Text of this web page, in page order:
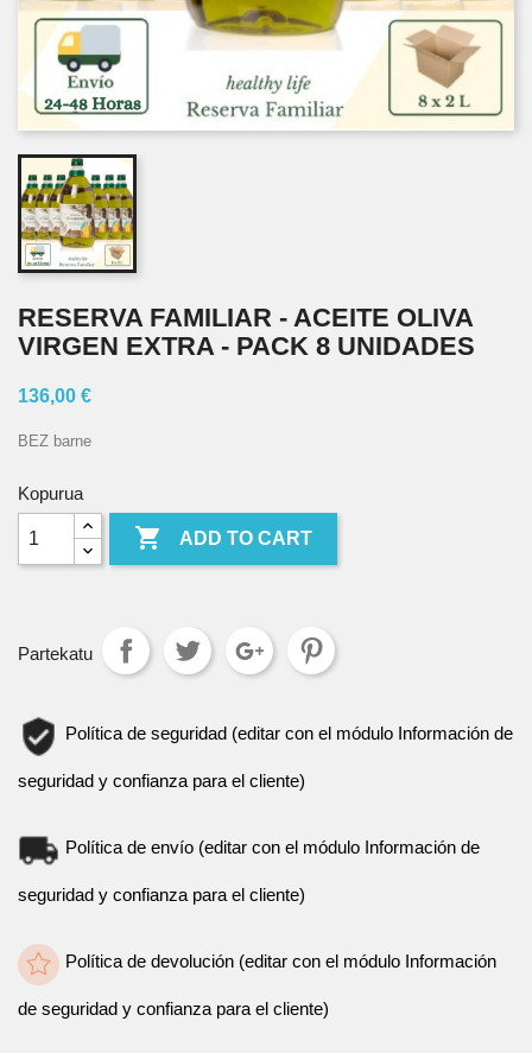
RESERVA FAMILIAR - ACEITE OLIVA
VIRGEN EXTRA - PACK 8 UNIDADES
136,00 €
BEZ barne
Kopurua
 ADD TO CART
Partekatu
Política de seguridad (editar con el módulo Información de
seguridad y confianza para el cliente)
Política de envío (editar con el módulo Información de
seguridad y confianza para el cliente)
Política de devolución (editar con el módulo Información
de seguridad y confianza para el cliente)